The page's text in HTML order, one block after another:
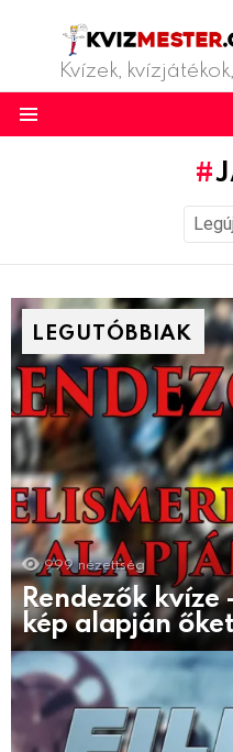
Kvízek,
LEGUTÓBBIAK
999 nézettség
Rendezők kvíze
kép alapján